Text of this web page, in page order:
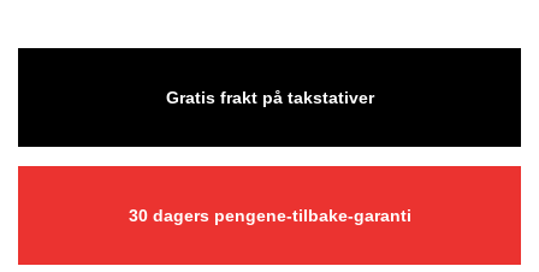
Gratis frakt på takstativer
30 dagers pengene-tilbake-garanti